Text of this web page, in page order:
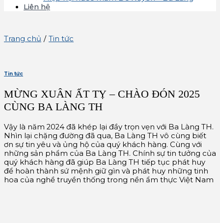
Liên hệ
Trang chủ / Tin tức
Tin tức
MỪNG XUÂN ẤT TỴ – CHÀO ĐÓN 2025
CÙNG BA LÀNG TH
Vậy là năm 2024 đã khép lại đầy trọn vẹn với Ba Làng TH.
Nhìn lại chặng đường đã qua, Ba Làng TH vô cùng biết
ơn sự tin yêu và ủng hộ của quý khách hàng. Cùng với
những sản phẩm của Ba Làng TH. Chính sự tin tưởng của
quý khách hàng đã giúp Ba Làng TH tiếp tục phát huy
để hoàn thành sứ mệnh giữ gìn và phát huy những tinh
hoa của nghề truyền thống trong nền ẩm thực Việt Nam